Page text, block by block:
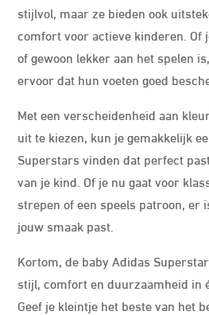
stijlvol, maar ze bieden ook
comfort voor actieve kinderen. Of
of gewoon lekker aan het spelen
ervoor dat hun voeten goed
Met een verscheidenheid aan
uit te kiezen, kun je gemakkelijk
Superstars vinden dat perfect
van je kind. Of je nu gaat voor
strepen of een speels patroon, er
jouw smaak past.
Kortom, de baby Adidas
stijl, comfort en duurzaamheid in
Geef je kleintje het beste van het